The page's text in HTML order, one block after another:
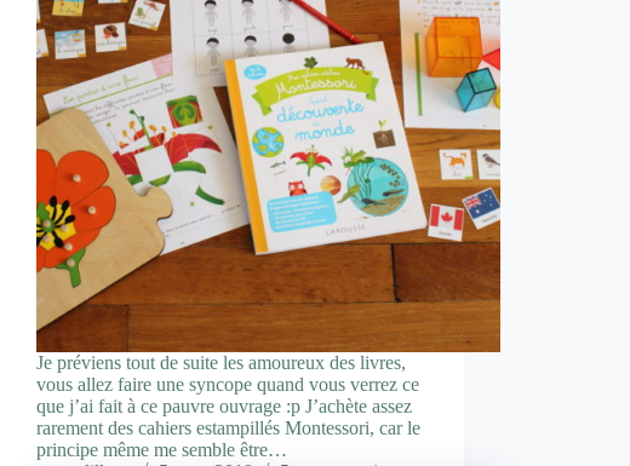
Je préviens tout de suite les amoureux des livres,
vous allez faire une syncope quand vous verrez ce
que j’ai fait à ce pauvre ouvrage :p J’achète assez
rarement des cahiers estampillés Montessori, car le
principe même me semble être…